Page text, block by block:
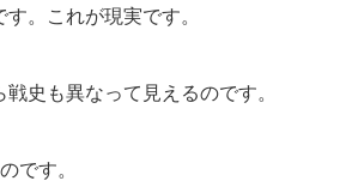
。これが現実です。
史も異なって見えるのです。
です。